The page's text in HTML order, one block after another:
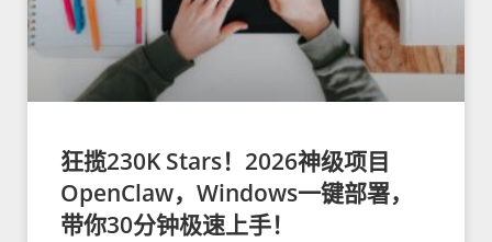
狂揽230K Stars！2026神级项目
OpenClaw，Windows一键部署，
带你30分钟极速上手！